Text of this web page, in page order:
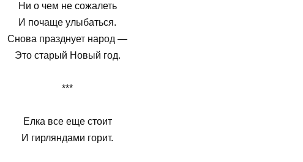
Ни о чем не сожалеть
И почаще улыбаться.
Снова празднует народ —
Это старый Новый год.
***
Елка все еще стоит
И гирляндами горит.